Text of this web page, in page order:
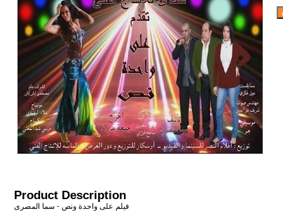
Product Description
فيلم على واحدة ونص - سما المصرى